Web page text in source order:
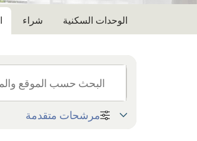
الوحدات السكنية شراء
المنطقةمرشحات متقدمة